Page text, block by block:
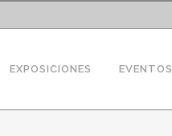
EXPOSICIONES EVENTOS